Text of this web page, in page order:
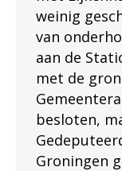
weinig
van
aan de
met de
besloten,
Groningen